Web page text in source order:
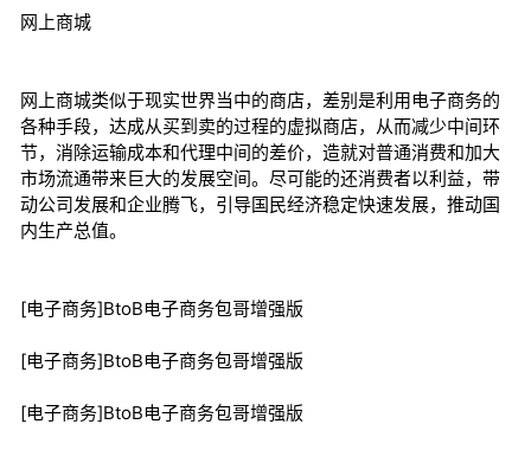
网上商城
网上商城类似于现实世界当中的商店，差别是利用电子商务的
各种手段，达成从买到卖的过程的虚拟商店，从而减少中间环
节，消除运输成本和代理中间的差价，造就对普通消费和加大
市场流通带来巨大的发展空间。尽可能的还消费者以利益，带
动公司发展和企业腾飞，引导国民经济稳定快速发展，推动国
内生产总值。
[电子商务]BtoB电子商务包哥增强版
[电子商务]BtoB电子商务包哥增强版
[电子商务]BtoB电子商务包哥增强版